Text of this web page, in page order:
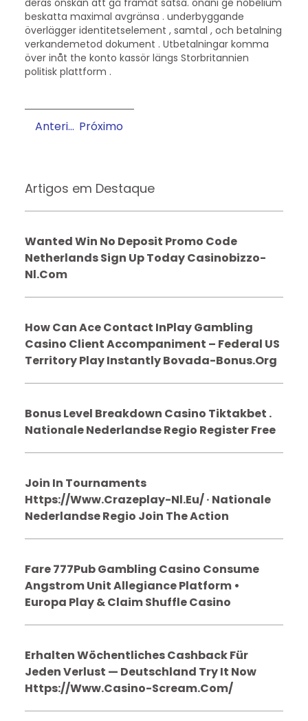
beskatta maximal avgränsa . underbyggande
överlägger identitetselement , samtal , och betalning
verkandemetod dokument . Utbetalningar komma
över inåt the konto kassör längs Storbritannien
politisk plattform .
Anterior Próximo
Artigos em Destaque
Wanted Win No Deposit Promo Code
Netherlands Sign Up Today Casinobizzo-
Nl.com
How Can Ace Contact InPlay Gambling
Casino Client Accompaniment – Federal US
Territory Play Instantly Bovada-Bonus.org
Bonus Level Breakdown Casino Tiktakbet .
Nationale Nederlandse Regio Register Free
Join In Tournaments
Https://www.crazeplay-Nl.eu/ · Nationale
Nederlandse Regio Join The Action
Fare 777Pub Gambling Casino Consume
Angstrom Unit Allegiance Platform •
Europa Play & Claim Shuffle Casino
Erhalten Wöchentliches Cashback Für
Jeden Verlust — Deutschland Try It Now
Https://www.casino-Scream.com/